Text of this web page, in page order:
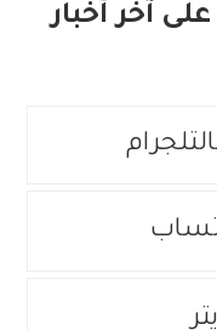
آخر أخبار